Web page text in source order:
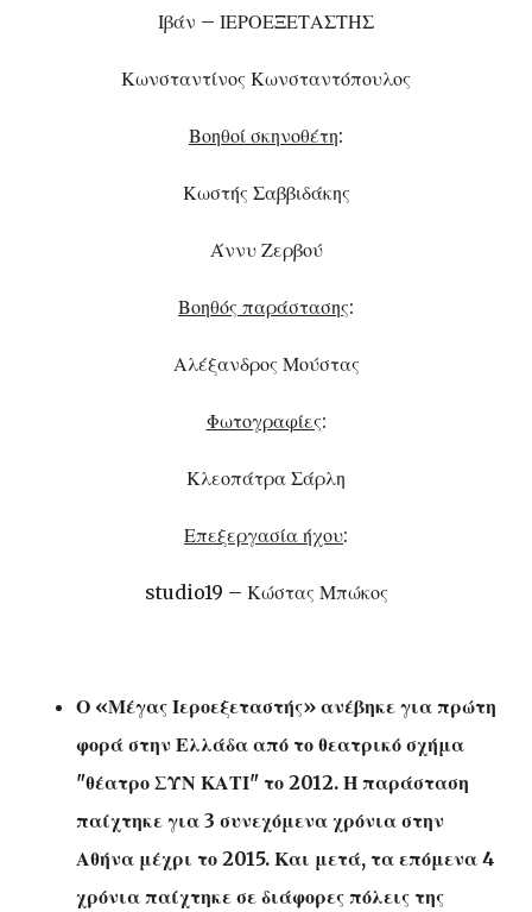
Ιβάν – ΙΕΡΟΕΞΕΤΑΣΤΗΣ
Κωνσταντίνος Κωνσταντόπουλος
Βοηθοί σκηνοθέτη:
Κωστής Σαββιδάκης
Άννυ Ζερβού
Βοηθός παράστασης:
Αλέξανδρος Μούστας
Φωτογραφίες:
Κλεοπάτρα Σάρλη
Επεξεργασία ήχου:
studio19 – Κώστας Μπώκος
Ο «Μέγας Ιεροεξεταστής» ανέβηκε για πρώτη
φορά στην Ελλάδα από το θεατρικό σχήμα
"θέατρο ΣΥΝ ΚΑΤΙ" το 2012. Η παράσταση
παίχτηκε για 3 συνεχόμενα χρόνια στην
Αθήνα μέχρι το 2015. Και μετά, τα επόμενα 4
χρόνια παίχτηκε σε διάφορες πόλεις της